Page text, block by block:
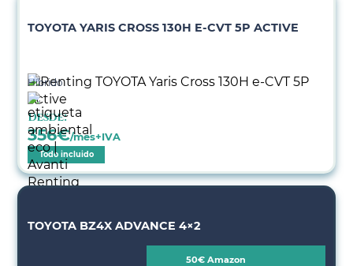
TOYOTA YARIS CROSS 130H E-CVT 5P ACTIVE
Híbrido
Desde:
356€/mes+IVA
Todo incluido
TOYOTA BZ4X ADVANCE 4×2
50€ Amazon